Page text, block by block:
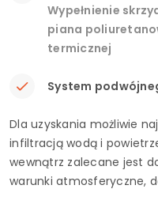
Wypełnienie
piana
termicznej
System
Dla uzyskania możliwie
infiltracją wodą i
wewnątrz zalecane jest
warunki atmosferyczne,